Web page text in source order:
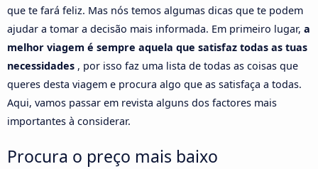
que te fará feliz. Mas nós temos algumas dicas que te podem
ajudar a tomar a decisão mais informada. Em primeiro lugar, a
melhor viagem é sempre aquela que satisfaz todas as tuas
necessidades , por isso faz uma lista de todas as coisas que
queres desta viagem e procura algo que as satisfaça a todas.
Aqui, vamos passar em revista alguns dos factores mais
importantes à considerar.
Procura o preço mais baixo